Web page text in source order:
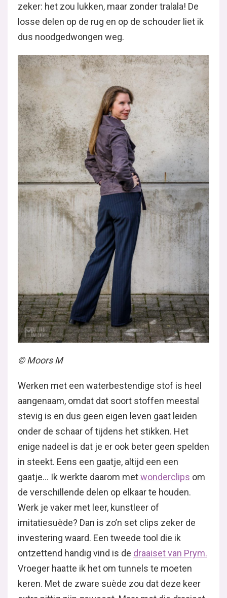
zeker: het zou lukken, maar zonder tralala! De
losse delen op de rug en op de schouder liet ik
dus noodgedwongen weg.
© Moors M
Werken met een waterbestendige stof is heel
aangenaam, omdat dat soort stoffen meestal
stevig is en dus geen eigen leven gaat leiden
onder de schaar of tijdens het stikken. Het
enige nadeel is dat je er ook beter geen spelden
in steekt. Eens een gaatje, altijd een een
gaatje… Ik werkte daarom metwonderclips om
de verschillende delen op elkaar te houden.
Werk je vaker met leer, kunstleer of
imitatiesuède? Dan is zo’n set clips zeker de
investering waard. Een tweede tool die ik
ontzettend handig vind is de draaiset van Prym.
Vroeger haatte ik het om tunnels te moeten
keren. Met de zware suède zou dat deze keer